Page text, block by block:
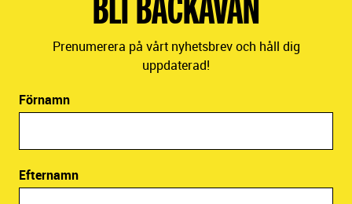
Prenumerera på vårt nyhetsbrev och håll dig
uppdaterad!
Förnamn
Efternamn